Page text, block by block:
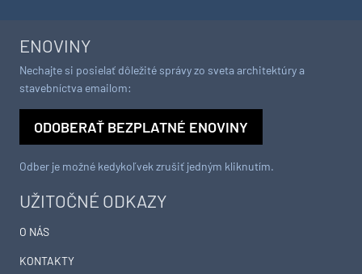
UŽITOČNÉ ODKAZY
O NÁS
KONTAKTY
ENOVINY
Nechajte si posielať dôležité správy zo sveta architektúry a
stavebníctva emailom:
ODOBERAŤ BEZPLATNÉ ENOVINY
Odber je možné kedykoľvek zrušiť jedným kliknutím.